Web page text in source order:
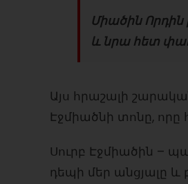
Միածին Որդին
և նրա հետ
Այս հրաշալի
Էջմիածնի տոնը,
Սուրբ Էջմիածին –
դեպի մեր անցյալը